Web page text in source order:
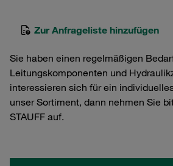
Zur Anfrageliste hinzufügen
Sie haben einen regelmäßigen
Leitungskomponenten und
interessieren sich für ein
unser Sortiment, dann nehmen Sie
STAUFF auf.